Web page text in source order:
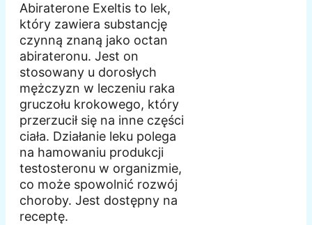
Abiraterone Exeltis to lek,
który zawiera substancję
czynną znaną jako octan
abirateronu. Jest on
stosowany u dorosłych
mężczyzn w leczeniu raka
gruczołu krokowego, który
przerzucił się na inne części
ciała. Działanie leku polega
na hamowaniu produkcji
testosteronu w organizmie,
co może spowolnić rozwój
choroby. Jest dostępny na
receptę.